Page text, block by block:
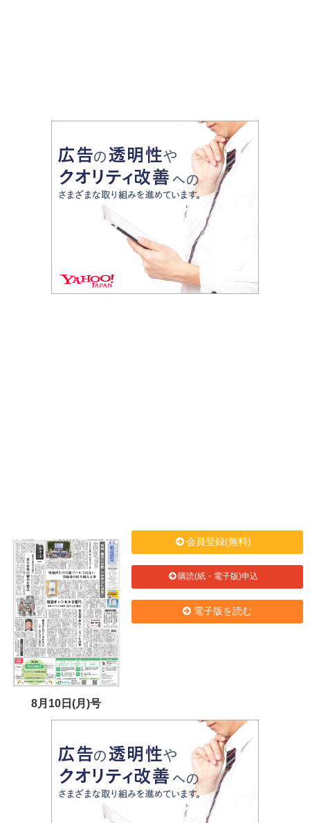
8月10日(月)号
会員登録(無料)
購読(紙・電子版)申込
電子版を読む